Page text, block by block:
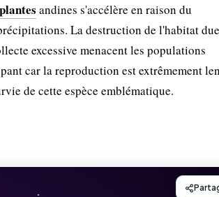
andines s'accélère en raison du
La destruction de l'habitat
excessive menacent les populations
car la reproduction est extrêmement
de cette espèce emblématique.